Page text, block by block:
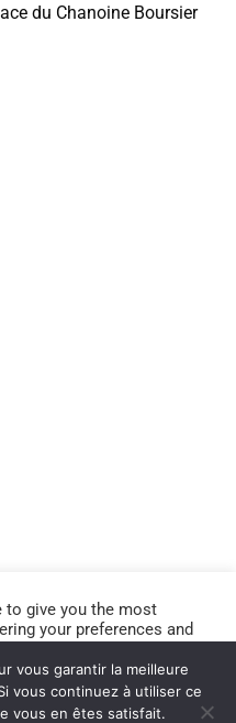
du Chanoine Boursier
Stripe MasterCardCash
On
Delivery
ÉLECTROMÉNAGER
NOS PRODUITS NEUFS
to give you the most
your preferences and
you may visit "Cookie
consent.
vous garantir la meilleure
vous continuez à utiliser ce
vous en êtes satisfait.